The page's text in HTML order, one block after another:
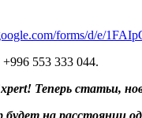
forms/d/e/
553 333 044.
Теперь статьи,
на расстоянии